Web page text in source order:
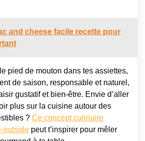
and cheese facile recette pour
pied de mouton dans tes assiettes,
de saison, responsable et naturel,
gustatif et bien-être. Envie d’aller
plus sur la cuisine autour des
? Ce concept culinaire
outside peut t’inspirer pour mêler